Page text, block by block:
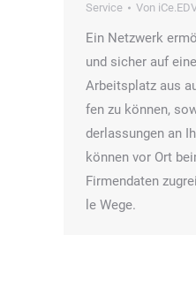
Service Von
Ein Netz­werk
und sicher auf
Arbeits­platz aus
fen zu kön­nen,
der­las­sun­gen an
kön­nen vor Ort
Fir­men­da­ten
le Wege.